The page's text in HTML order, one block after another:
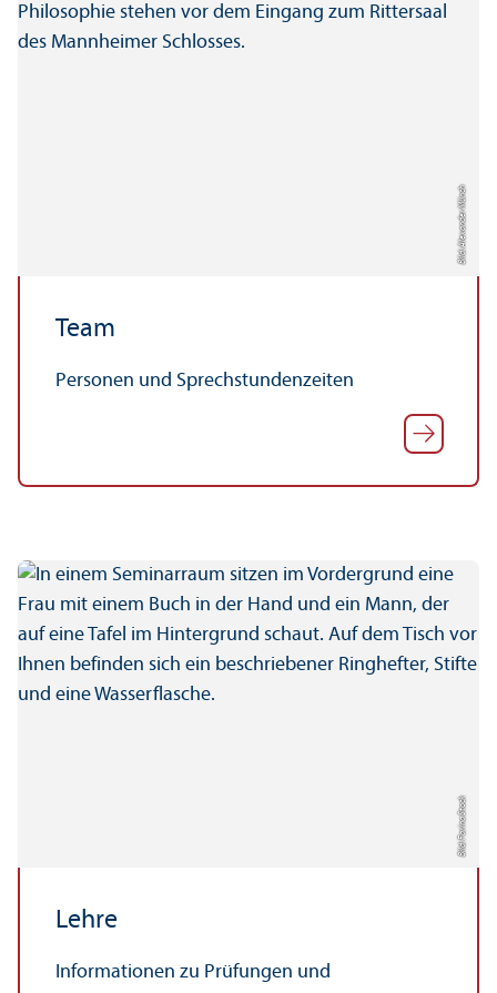
Bild: Alexander Münch
Team
Personen und Sprechstundenzeiten
Bild: Farina Stock
Lehre
Informationen zu Prüfungen und